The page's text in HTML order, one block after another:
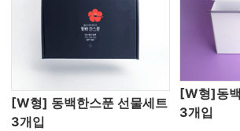
[W형] 동백한스푼 선물세트
3개입
[W형]동
3개입